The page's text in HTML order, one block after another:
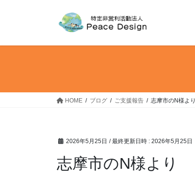
HOME ブログ ご支援報告 志摩市のN様より
2026年5月25日 / 最終更新日時 : 2026年5月25日
志摩市のN様より